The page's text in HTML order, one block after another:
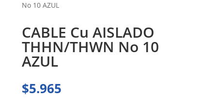
No 10 AZUL
CABLE Cu AISLADO
THHN/THWN No 10
AZUL
$5.965